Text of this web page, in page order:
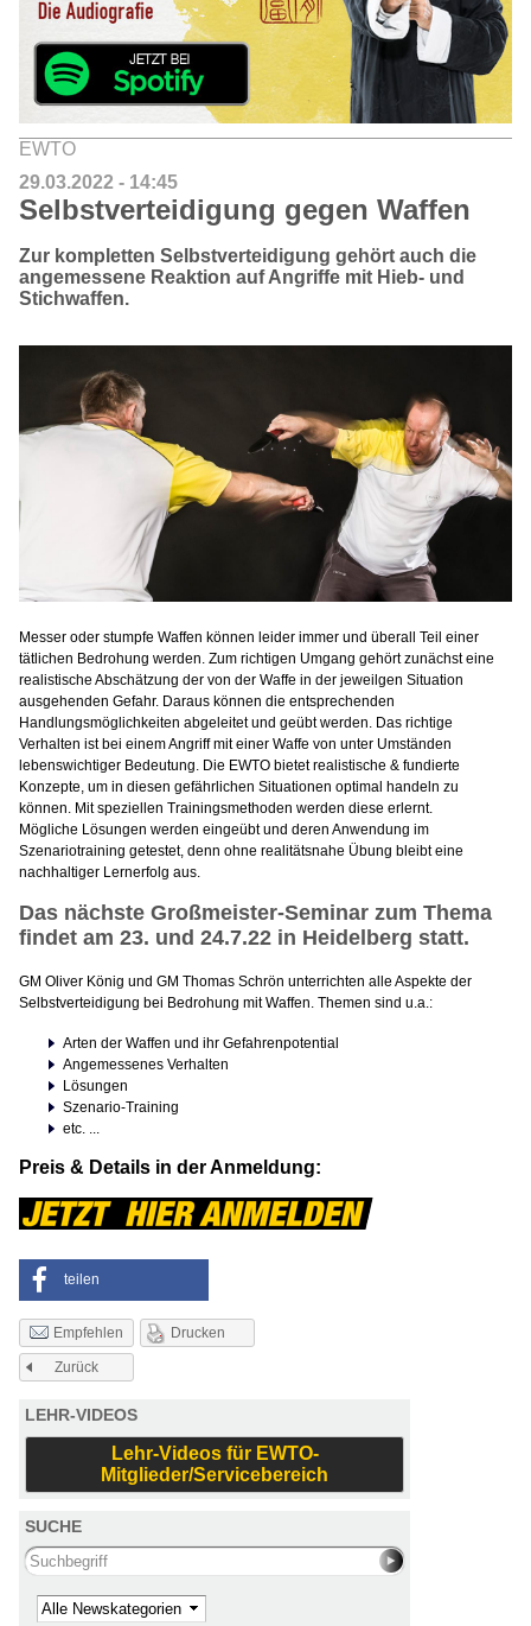
EWTO
29.03.2022 - 14:45
Selbstverteidigung gegen Waffen
Zur kompletten Selbstverteidigung gehört auch die
angemessene Reaktion auf Angriffe mit Hieb- und
Stichwaffen.
Messer oder stumpfe Waffen können leider immer und überall Teil einer
tätlichen Bedrohung werden. Zum richtigen Umgang gehört zunächst eine
realistische Abschätzung der von der Waffe in der jeweilgen Situation
ausgehenden Gefahr. Daraus können die entsprechenden
Handlungsmöglichkeiten abgeleitet und geübt werden. Das richtige
Verhalten ist bei einem Angriff mit einer Waffe von unter Umständen
lebenswichtiger Bedeutung. Die EWTO bietet realistische & fundierte
Konzepte, um in diesen gefährlichen Situationen optimal handeln zu
können. Mit speziellen Trainingsmethoden werden diese erlernt.
Mögliche Lösungen werden eingeübt und deren Anwendung im
Szenariotraining getestet, denn ohne realitätsnahe Übung bleibt eine
nachhaltiger Lernerfolg aus.
Das nächste Großmeister-Seminar zum Thema
findet am 23. und 24.7.22 in Heidelberg statt.
GM Oliver König und GM Thomas Schrön unterrichten alle Aspekte der
Selbstverteidigung bei Bedrohung mit Waffen. Themen sind u.a.:
Arten der Waffen und ihr Gefahrenpotential
Angemessenes Verhalten
Lösungen
Szenario-Training
etc. ...
Preis & Details in der Anmeldung:
teilen
Empfehlen Drucken
Zurück
LEHR-VIDEOS
Lehr-Videos für EWTO-
Mitglieder/Servicebereich
SUCHE
Search this site
Kategorie